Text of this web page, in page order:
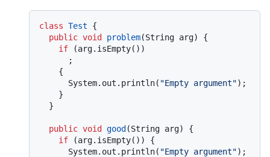
class Test {
public void problem(String arg)
{
if (arg.isEmpty())
      System.out.println(
"Empty argument");
public void good (String arg)
{
if (arg.isEmpty()) {
      System.out.println(
"Empty argument");